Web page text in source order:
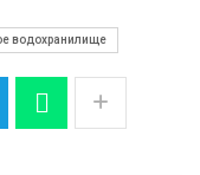
водохранилище